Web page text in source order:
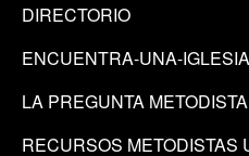
DIRECTORIO
ENCUENTRA-UNA-IGLESIA
LA PREGUNTA METODISTA
RECURSOS METODISTAS